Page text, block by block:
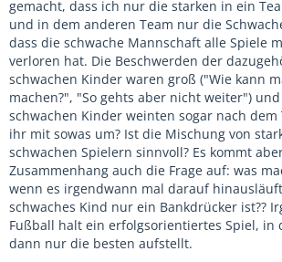
gemacht, dass ich nur die starken in ein
und in dem anderen Team nur die
dass die schwache Mannschaft alle Spiele
verloren hat. Die Beschwerden der
schwachen Kinder waren groß ("Wie kann
machen?", "So gehts aber nicht weiter")
schwachen Kinder weinten sogar nach
ihr mit sowas um? Ist die Mischung von
schwachen Spielern sinnvoll? Es kommt
Zusammenhang auch die Frage auf: was
wenn es irgendwann mal darauf
schwaches Kind nur ein Bankdrücker ist??
Fußball halt ein erfolgsorientiertes Spiel, in
dann nur die besten aufstellt.